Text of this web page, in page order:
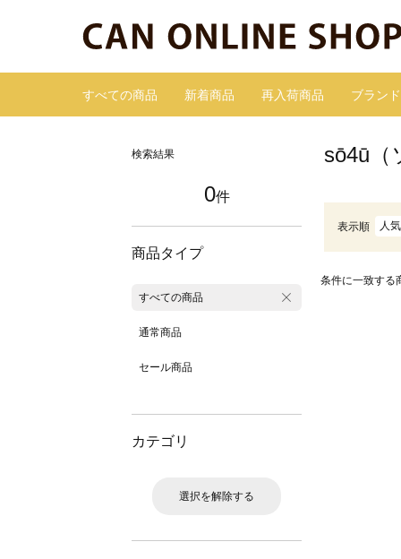
すべての商品 新着商品 再入荷商品 ブランド
検索結果
0件
商品タイプ
すべての商品
通常商品
セール商品
カテゴリ
選択を解除する
sō4ū（
表示順 人
条件に一致する